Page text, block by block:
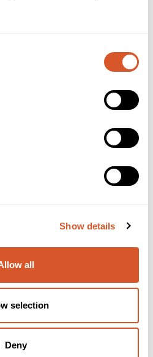
Show details
all
selection
Deny100 6stk